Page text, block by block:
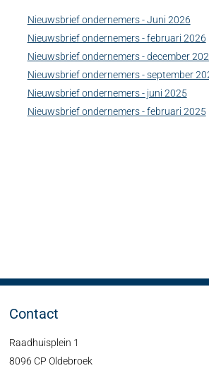
Nieuwsbrief ondernemers - Juni 2026
Nieuwsbrief ondernemers - februari 2026
Nieuwsbrief ondernemers - december
Nieuwsbrief ondernemers - september
Nieuwsbrief ondernemers - juni 2025
Nieuwsbrief ondernemers - februari 2025
Contact
Raadhuisplein 1
8096 CP Oldebroek